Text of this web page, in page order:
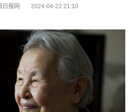
日报网 2024-04-22 21:10